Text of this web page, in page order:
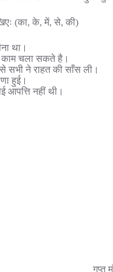
(का, के, में, से, की)
था।
चला सकते है।
ने राहत की साँस ली।
हुई।
नहीं थी।
गुप्त